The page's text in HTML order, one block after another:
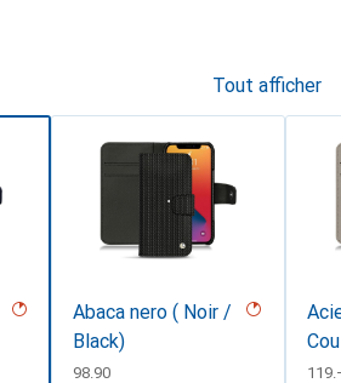
Tout afficher
Abaca nero ( Noir /
Black)
CHF
98.90 CHF